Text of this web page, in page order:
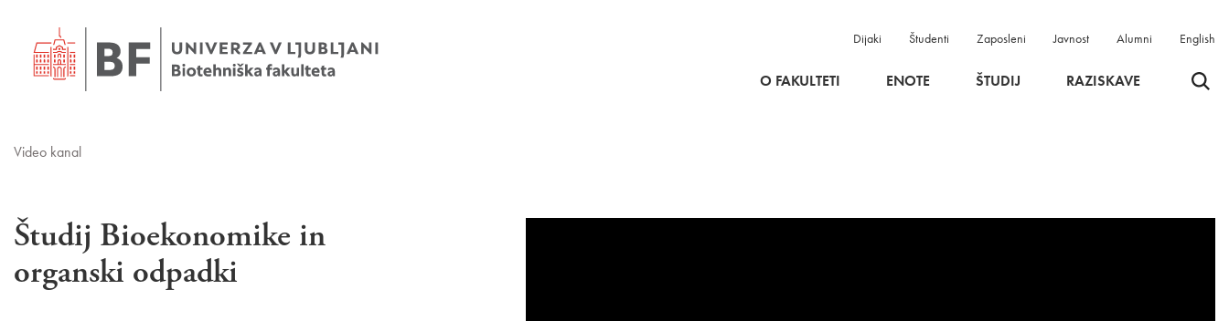
Dijaki Študenti Zaposleni Javnost Alumni English
O FAKULTETI ENOTE ŠTUDIJ RAZISKAVE Odpri
Video kanal
Študij Bioekonomike in
organski odpadki